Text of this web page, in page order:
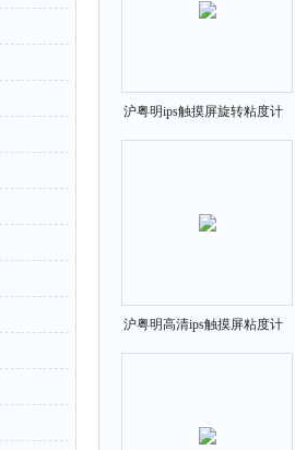
沪粤明ips触摸屏旋转粘度计
NDJ-9T
沪粤明高清ips触摸屏粘度计
RVDV-1